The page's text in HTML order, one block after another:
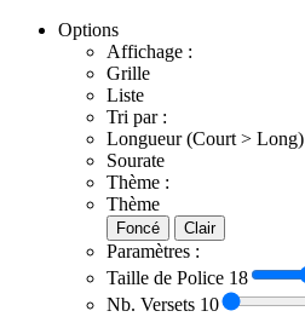
Options
Affichage :
Grille
Liste
Tri par :
Longueur (Court > Long)
Sourate
Thème :
Thème
Foncé Clair
Paramètres :
Taille de Police 18
Nb. Versets 10